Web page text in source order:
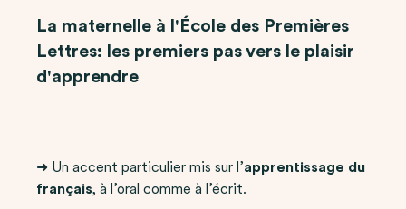
La maternelle à l'École des Premières
Lettres: les premiers pas vers le plaisir
d'apprendre
➜ Un accent particulier mis sur l’apprentissage du
français, à l’oral comme à l’écrit.